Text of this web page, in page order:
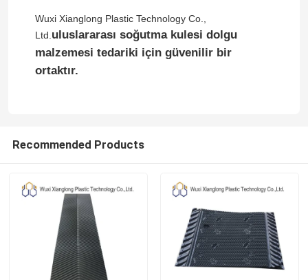
Wuxi Xianglong Plastic Technology Co.,
Ltd. uluslararası soğutma kulesi dolgu
malzemesi tedariki için güvenilir bir
ortaktır.
Recommended Products